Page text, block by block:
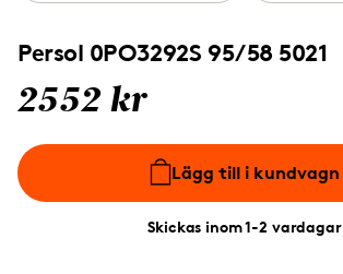
Persol 0PO3292S 95/58 5021
2552 kr
Lägg till i kundvagn
Skickas inom 1-2 vardagar